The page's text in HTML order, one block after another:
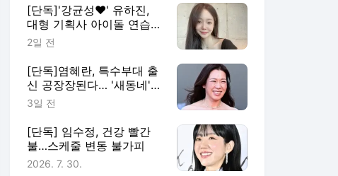
[단독]'강균성♥' 유하진,
대형 기획사 아이돌 연습생
출신…
2일 전
[단독]염혜란, 특수부대 출
신 공장장된다… '새동네'
주연
3일 전
[단독] 임수정, 건강 빨간
불…스케줄 변동 불가피
2026. 7. 30.